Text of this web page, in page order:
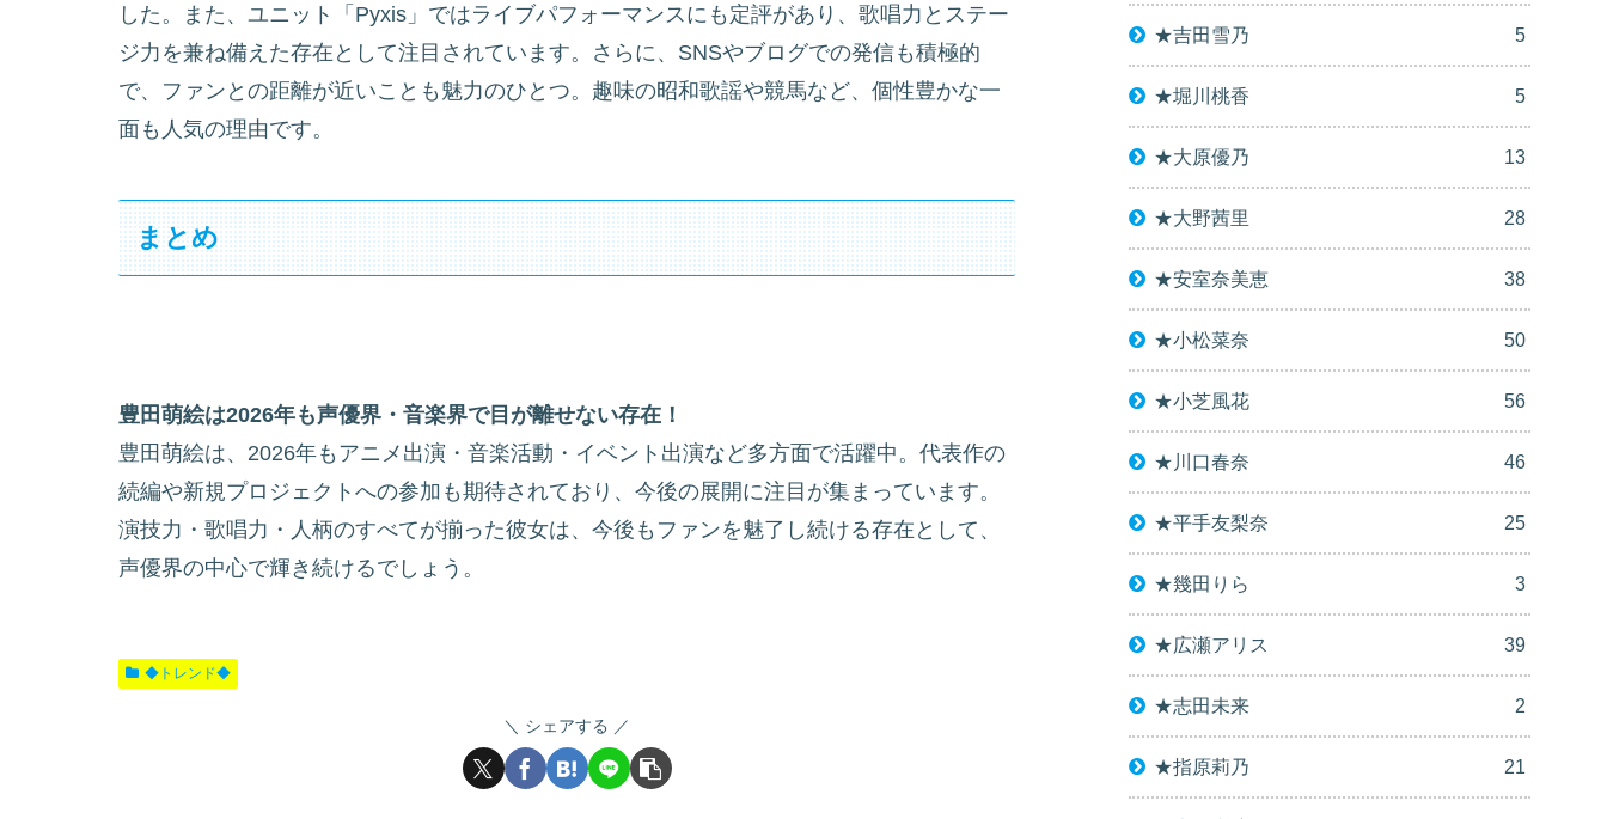
した。また、ユニット「Pyxis」ではライブパフォーマンスにも定評があり、歌唱力とステー
ジ力を兼ね備えた存在として注目されています。さらに、SNSやブログでの発信も積極的
で、ファンとの距離が近いことも魅力のひとつ。趣味の昭和歌謡や競馬など、個性豊かな一
面も人気の理由です。
まとめ
豊田萌絵は2026年も声優界・音楽界で目が離せない存在！
豊田萌絵は、2026年もアニメ出演・音楽活動・イベント出演など多方面で活躍中。代表作の
続編や新規プロジェクトへの参加も期待されており、今後の展開に注目が集まっています。
演技力・歌唱力・人柄のすべてが揃った彼女は、今後もファンを魅了し続ける存在として、
声優界の中心で輝き続けるでしょう。
◆トレンド◆
シェアする
★吉田雪乃 5
★堀川桃香 5
★大原優乃 13
★大野茜里 28
★安室奈美恵 38
★小松菜奈 50
★小芝風花 56
★川口春奈 46
★平手友梨奈 25
★幾田りら 3
★広瀬アリス 39
★志田未来 2
★指原莉乃 21